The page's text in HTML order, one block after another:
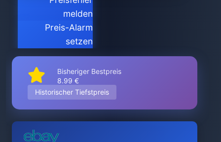
melden
Preis-Alarm
setzen
Bisheriger Bestpreis
8.99 €
Historischer Tiefstpreis